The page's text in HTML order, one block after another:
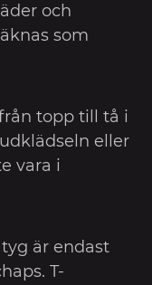
och
som
topp till tå i
eller
vara i
är endast
T-